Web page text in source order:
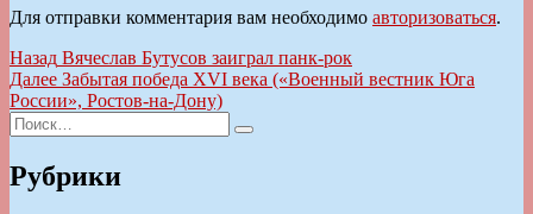
Для отправки комментария вам необходимо авторизоваться.
Навигация
по
записям
Назад Предыдущая
запись:
Вячеслав Бутусов заиграл панк-рок
Далее Следующая
запись:
Забытая победа XVI века («Военный вестник Юга
России», Ростов-на-Дону)
Искать:
Поиск
Рубрики